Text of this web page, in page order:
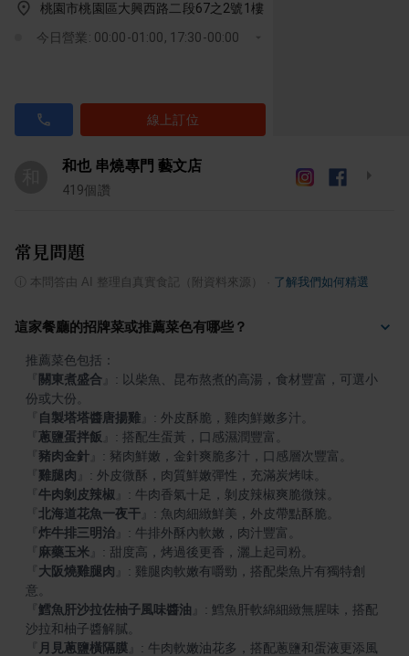
桃園市桃園區大興西路二段67之2號1樓
今日營業: 00:00-01:00, 17:30-00:00
線上訂位
和也 串燒專門 藝文店
419個讚
常見問題
本問答由 AI 整理自真實食記（附資料來源） 了解我們如何精選
這家餐廳的招牌菜或推薦菜色有哪些？
關東煮盛合
: 以柴魚、昆布熬煮的高湯，食材豐富，可選小
自製塔塔醬唐揚雞
蔥鹽蛋拌飯
豬肉金針
雞腿肉
牛肉剝皮辣椒
北海道花魚一夜干
炸牛排三明治
麻藥玉米
大阪燒雞腿肉
: 雞腿肉軟嫩有嚼勁，搭配柴魚片有獨特創
鱈魚肝沙拉佐柚子風味醬油
: 鱈魚肝軟綿細緻無腥味，搭配
月見蔥鹽橫隔膜
: 牛肉軟嫩油花多，搭配蔥鹽和蛋液更添風